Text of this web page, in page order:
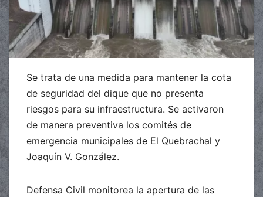
Se trata de una medida para mantener la cota
de seguridad del dique que no presenta
riesgos para su infraestructura. Se activaron
de manera preventiva los comités de
emergencia municipales de El Quebrachal y
Joaquín V. González.
Defensa Civil monitorea la apertura de las